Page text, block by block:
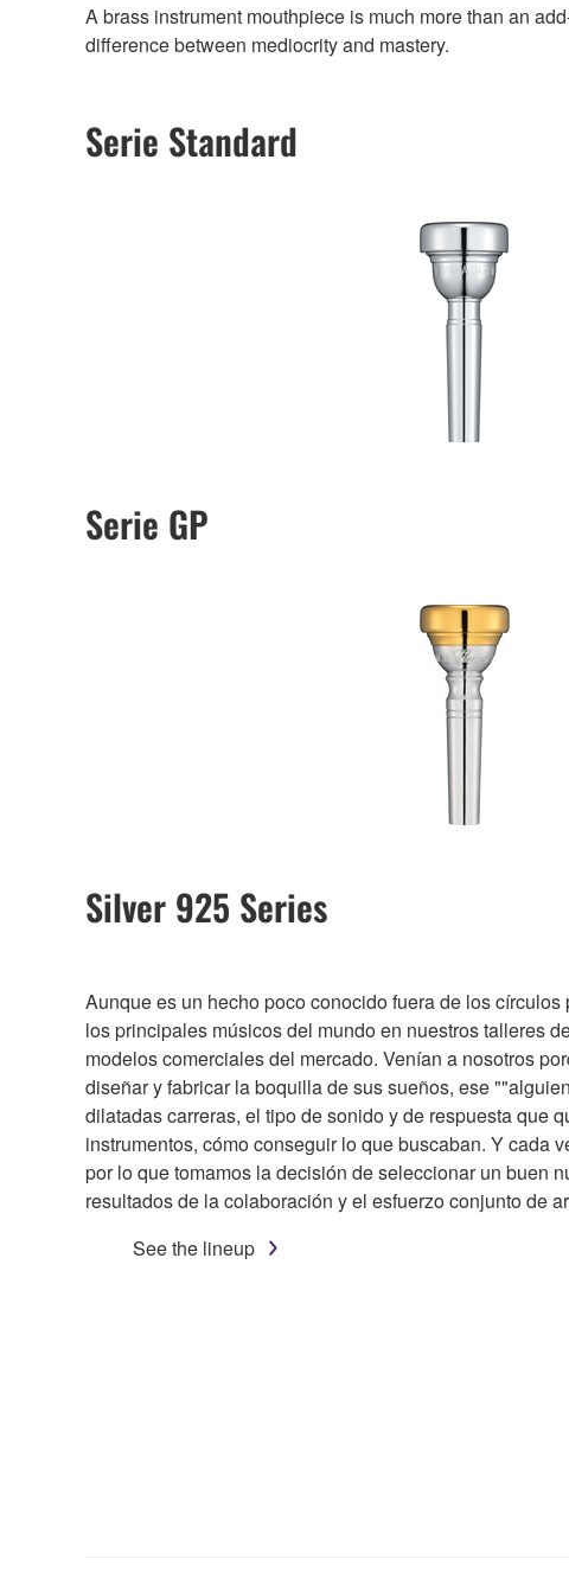
A brass instrument mouthpiece is much more than an
difference between mediocrity and mastery.
Serie Standard
Serie GP
Silver 925 Series
Aunque es un hecho poco conocido fuera de los
los principales músicos del mundo en nuestros talleres
modelos comerciales del mercado. Venían a nosotros
diseñar y fabricar la boquilla de sus sueños, ese
dilatadas carreras, el tipo de sonido y de respuesta que
instrumentos, cómo conseguir lo que buscaban. Y cada
por lo que tomamos la decisión de seleccionar un buen
resultados de la colaboración y el esfuerzo conjunto de
See the lineup